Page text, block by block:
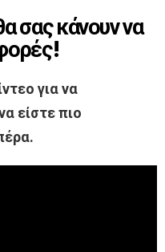
σας κάνουν να
για να
είστε πιο